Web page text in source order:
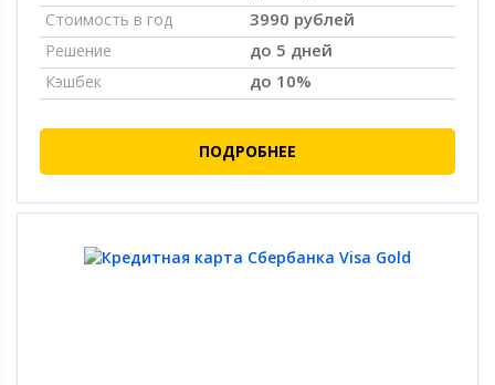
Стоимость в год 3990 рублей
Решение до 5 дней
Кэшбек до 10%
ПОДРОБНЕЕ